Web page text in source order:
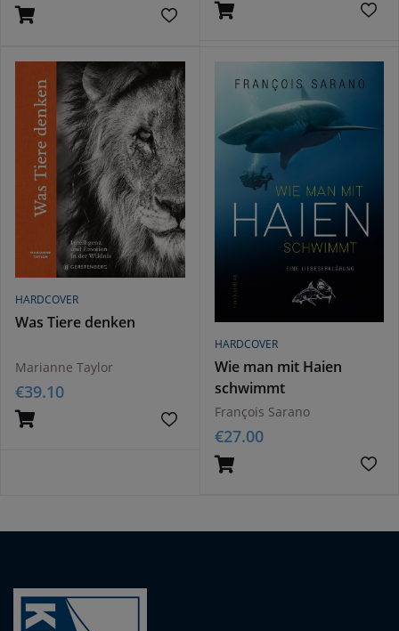
HARDCOVER
Was Tiere denken
Marianne Taylor
€39.10
HARDCOVER
Wie man mit Haien
schwimmt
François Sarano
€27.00